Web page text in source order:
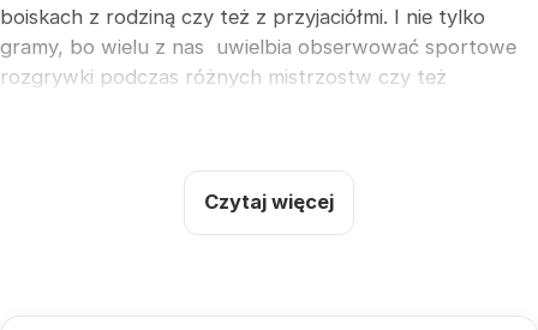
boiskach z rodziną czy też z przyjaciółmi. I nie tylko
gramy, bo wielu z nas uwielbia obserwować sportowe
rozgrywki podczas różnych mistrzostw czy też
każdego meczu sportu drużynowego jest ustalenie
Dobra komunikacja między
trenerem a drużyną to już połowa sukcesu!
wymagało nanoszeniu wielu poprawek oraz częstych
Czytaj więcej